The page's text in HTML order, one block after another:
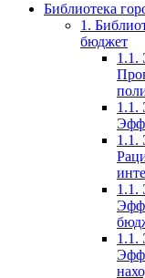
Библиотека
1.
бюджет
1.1.
1.1.
1.1.
1.1.
1.1.